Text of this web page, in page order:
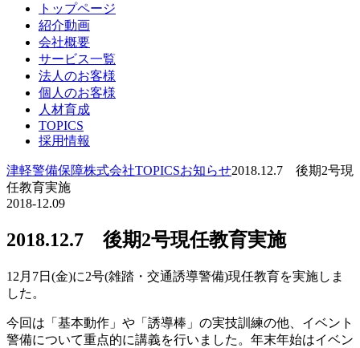
トップページ
紹介動画
会社概要
サービス一覧
法人のお客様
個人のお客様
人材育成
TOPICS
採用情報
津軽警備保障株式会社TOPICSお知らせ2018.12.7 後期2号現
任教育実施
2018-12.09
2018.12.7 後期2号現任教育実施
12月7日(金)に2号(雑踏・交通誘導警備)現任教育を実施しま
した。
今回は「基本動作」や「誘導棒」の実技訓練の他、イベント
警備について重点的に講義を行いました。年末年始はイベン